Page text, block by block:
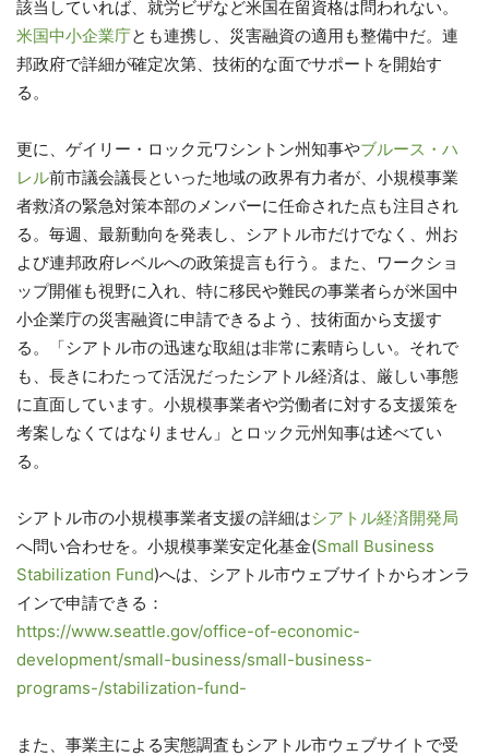
該当していれば、就労ビザなど米国在留資格は問われない。
米国中小企業庁とも連携し、災害融資の適用も整備中だ。連
邦政府で詳細が確定次第、技術的な面でサポートを開始す
る。
更に、ゲイリー・ロック元ワシントン州知事やブルース・ハ
レル前市議会議長といった地域の政界有力者が、小規模事業
者救済の緊急対策本部のメンバーに任命された点も注目され
る。毎週、最新動向を発表し、シアトル市だけでなく、州お
よび連邦政府レベルへの政策提言も行う。また、ワークショ
ップ開催も視野に入れ、特に移民や難民の事業者らが米国中
小企業庁の災害融資に申請できるよう、技術面から支援す
る。「シアトル市の迅速な取組は非常に素晴らしい。それで
も、長きにわたって活況だったシアトル経済は、厳しい事態
に直面しています。小規模事業者や労働者に対する支援策を
考案しなくてはなりません」とロック元州知事は述べてい
る。
シアトル市の小規模事業者支援の詳細はシアトル経済開発局
へ問い合わせを。小規模事業安定化基金(Small Business
Stabilization Fund)へは、シアトル市ウェブサイトからオンラ
インで申請できる：
https://www.seattle.gov/office-of-economic-
development/small-business/small-business-
programs-/stabilization-fund-
また、事業主による実態調査もシアトル市ウェブサイトで受